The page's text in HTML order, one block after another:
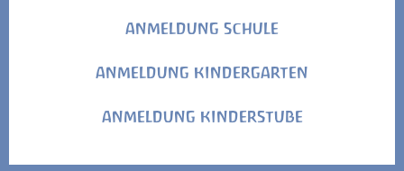
ANMELDUNG SCHULE
ANMELDUNG KINDERGARTEN
ANMELDUNG KINDERSTUBE